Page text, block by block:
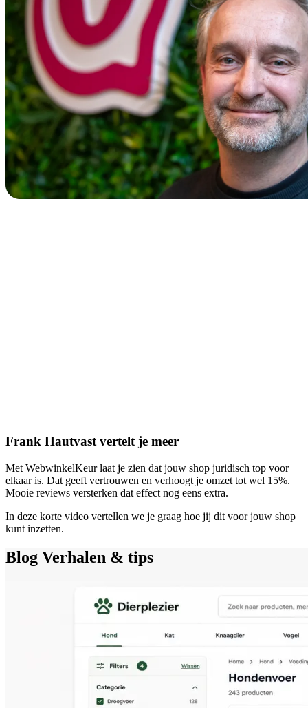
Frank Hautvast vertelt je meer
Met WebwinkelKeur laat je zien dat jouw shop juridisch top voor
elkaar is. Dat geeft vertrouwen en verhoogt je omzet tot wel 15%.
Mooie reviews versterken dat effect nog eens extra.
In deze korte video vertellen we je graag hoe jij dit voor jouw shop
kunt inzetten.
Blog Verhalen & tips